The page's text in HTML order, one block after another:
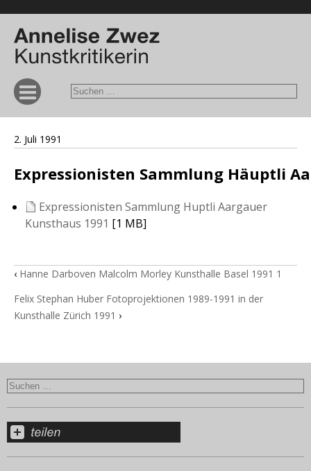
2. Juli 1991
Expressionisten Sammlung Häuptli
Expressionisten Sammlung Huptli Aargauer
Kunsthaus 1991 [1 MB]
‹ Hanne Darboven Malcolm Morley Kunsthalle Basel 1991 1
Felix Stephan Huber Fotoprojektionen 1989-1991 in der
Kunsthalle Zürich 1991 ›